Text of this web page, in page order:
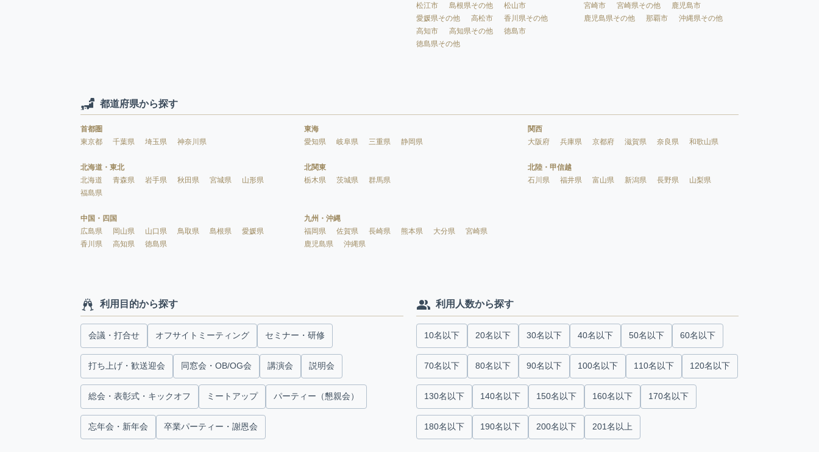
松江市
島根県その他
松山市
愛媛県その他
高松市
香川県その他
高知市
高知県その他
徳島市
徳島県その他
宮崎市
宮崎県その他
鹿児島市
鹿児島県その他
那覇市 沖縄県その他
都道府県から探す
首都圏
東京都
千葉県 埼玉県 神奈川県
東海
愛知県
岐阜県 三重県 静岡県
関西
大阪府
兵庫県 京都府 滋賀県 奈良県 和歌山県
北海道・東北
北海道
青森県 岩手県 秋田県 宮城県
山形県
福島県
北関東
栃木県
茨城県 群馬県
北陸・甲信越
石川県
福井県 富山県 新潟県 長野県 山梨県
中国・四国
広島県
岡山県 山口県 鳥取県 島根県
愛媛県
香川県
高知県 徳島県
九州・沖縄
福岡県
佐賀県 長崎県 熊本県 大分県
宮崎県
鹿児島県
沖縄県
利用目的から探す
会議・打合せ オフサイトミーティング セミナー・研修
打ち上げ・歓送迎会 同窓会・OB/OG会 講演会 説明会
総会・表彰式・キックオフ ミートアップ パーティー（懇親会）
忘年会・新年会 卒業パーティー・謝恩会
利用人数から探す
10名以下 20名以下 30名以下 40名以下 50名以下 60名以下
70名以下 80名以下 90名以下 100名以下 110名以下 120名以下
130名以下 140名以下 150名以下 160名以下 170名以下
180名以下 190名以下 200名以下 201名以上